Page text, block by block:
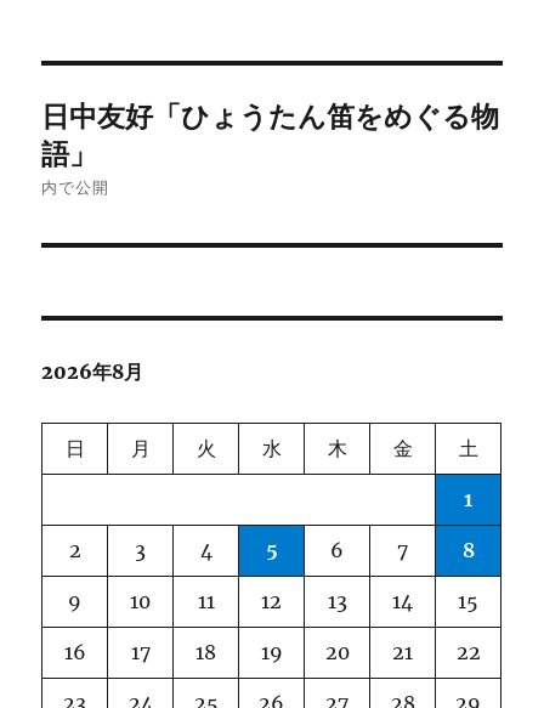
稿
ナ
ビ
ョ
日中友好「ひょうたん笛をめぐる物
語」
内で公開
2026年8月
日 月 火 水 木 金 土
1
2 3 4 5 6 7 8
9 10 11 12 13 14 15
16 17 18 19 20 21 22